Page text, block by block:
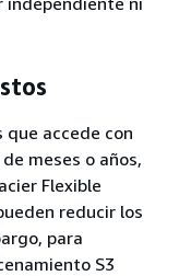
accede con
meses o años,
Flexible
reducir los
para
S3